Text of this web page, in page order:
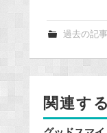
e
o
k
過去の記事
関連す